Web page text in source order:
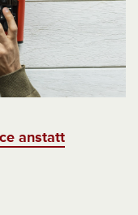
anstatt